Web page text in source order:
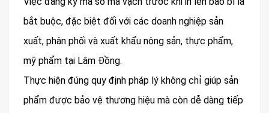
bắt buộc, đặc biệt đối với các doanh nghiệp sản
xuất, phân phối và xuất khẩu nông sản, thực phẩm,
mỹ phẩm tại Lâm Đồng.
Thực hiện đúng quy định pháp lý không chỉ giúp sản
phẩm được bảo vệ thương hiệu mà còn dễ dàng tiếp